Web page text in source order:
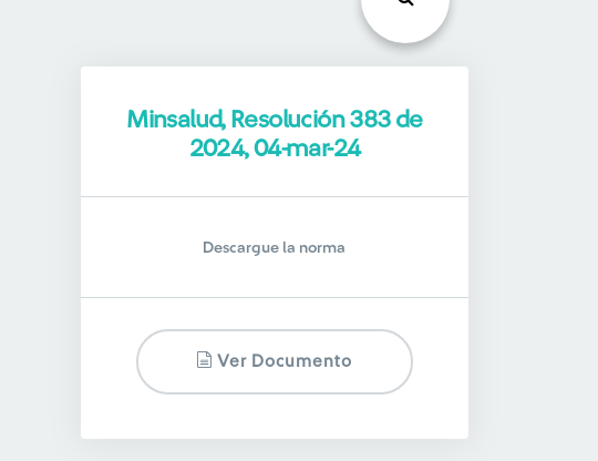
Minsalud, Resolución 383 de
2024, 04-mar-24
Descargue la norma
Ver Documento